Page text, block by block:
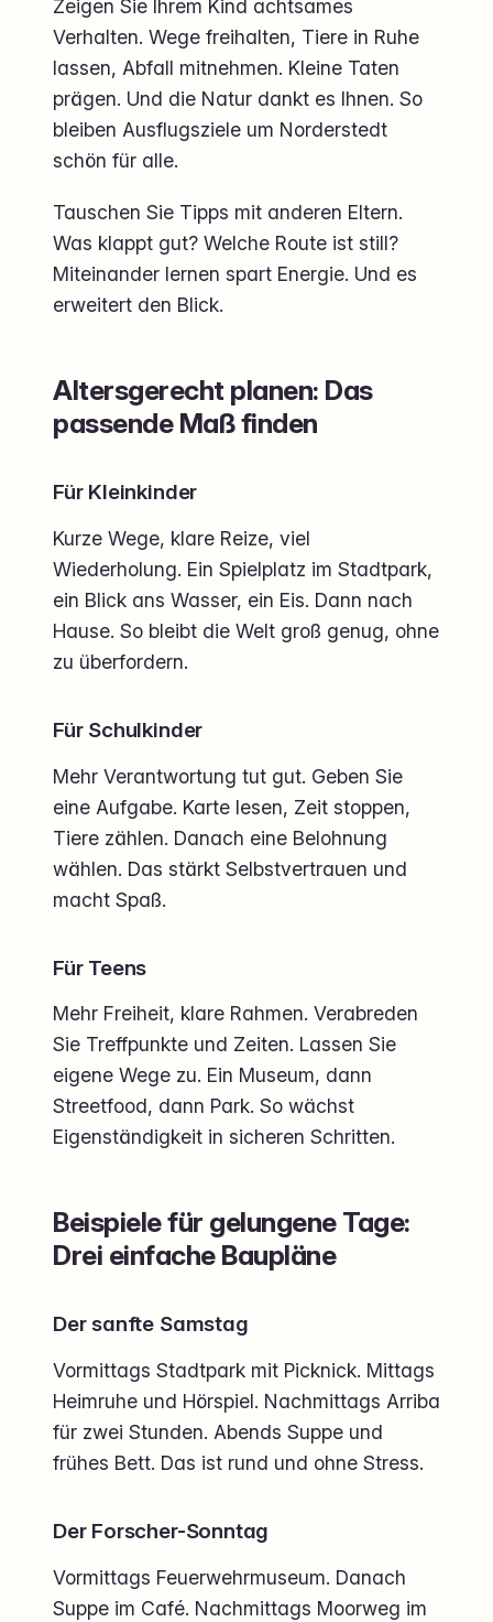
Zeigen Sie Ihrem Kind achtsames
Verhalten. Wege freihalten, Tiere in Ruhe
lassen, Abfall mitnehmen. Kleine Taten
prägen. Und die Natur dankt es Ihnen. So
bleiben Ausflugsziele um Norderstedt
schön für alle.
Tauschen Sie Tipps mit anderen Eltern.
Was klappt gut? Welche Route ist still?
Miteinander lernen spart Energie. Und es
erweitert den Blick.
Altersgerecht planen: Das
passende Maß finden
Für Kleinkinder
Kurze Wege, klare Reize, viel
Wiederholung. Ein Spielplatz im Stadtpark,
ein Blick ans Wasser, ein Eis. Dann nach
Hause. So bleibt die Welt groß genug, ohne
zu überfordern.
Für Schulkinder
Mehr Verantwortung tut gut. Geben Sie
eine Aufgabe. Karte lesen, Zeit stoppen,
Tiere zählen. Danach eine Belohnung
wählen. Das stärkt Selbstvertrauen und
macht Spaß.
Für Teens
Mehr Freiheit, klare Rahmen. Verabreden
Sie Treffpunkte und Zeiten. Lassen Sie
eigene Wege zu. Ein Museum, dann
Streetfood, dann Park. So wächst
Eigenständigkeit in sicheren Schritten.
Beispiele für gelungene Tage:
Drei einfache Baupläne
Der sanfte Samstag
Vormittags Stadtpark mit Picknick. Mittags
Heimruhe und Hörspiel. Nachmittags Arriba
für zwei Stunden. Abends Suppe und
frühes Bett. Das ist rund und ohne Stress.
Der Forscher-Sonntag
Vormittags Feuerwehrmuseum. Danach
Suppe im Café. Nachmittags Moorweg im